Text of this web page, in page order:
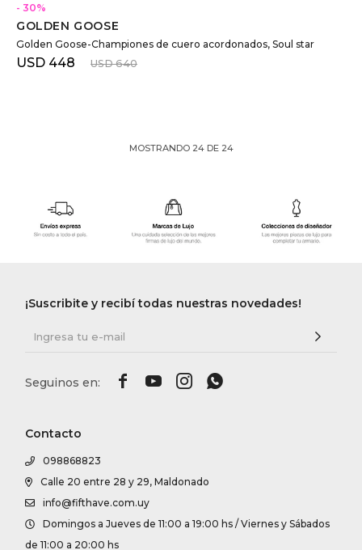
30
GOLDEN GOOSE
Golden Goose-Championes de cuero acordonados, Soul star
USD 448 USD 640
MOSTRANDO 24DE 24
Contacto
098868823
Calle 20 entre 28 y 29, Maldonado
info@fifthave.com.uy
Domingos a Jueves de 11:00 a 19:00 hs / Viernes y Sábados
de 11:00 a 20:00 hs
¡Suscribite y recibí todas nuestras novedades!
   